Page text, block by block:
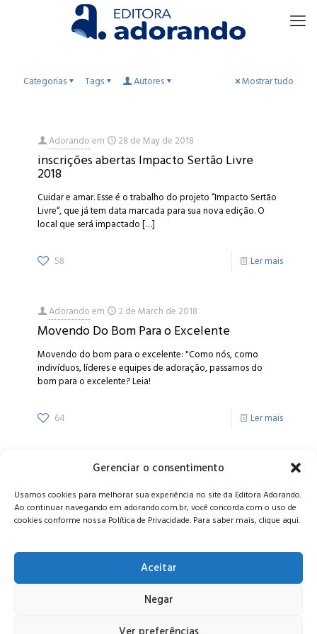
Gerenciar o consentimento
Usamos cookies para melhorar sua experiência no site da Editora Adorando.
Ao continuar navegando em adorando.com.br, você concorda com o uso de
cookies conforme nossa Política de Privacidade. Para saber mais, clique aqui.
Aceitar
Negar
Categorias Tags Autores Mostrar tudo
Adorandoem 28 de May de 2018
inscrições abertas Impacto Sertão Livre
2018
Cuidar e amar. Esse é o trabalho do projeto “Impacto Sertão
Livre“, que já tem data marcada para sua nova edição. O
local que será impactado[…]
58 Ler mais
Adorandoem 2 de March de 2018
Movendo Do Bom Para o Excelente
Movendo do bom para o excelente: "Como nós, como
indivíduos, líderes e equipes de adoração, passamos do
bom para o excelente? Leia!
64 Ler mais
Alameda Oscar Niemeyer, 1033 – 7º Andar - Portaria 04, Vila da
Serra - Nova Lima/MG, CEP: 34006-065 - MG
CONTATO:editora@adorando.com.br
Consulte nossapolítica de privacidade